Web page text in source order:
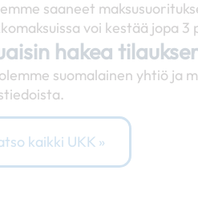
saaneet
voi kestää jopa
hakea
suomalainen yhtiö ja
kaikki UKK »